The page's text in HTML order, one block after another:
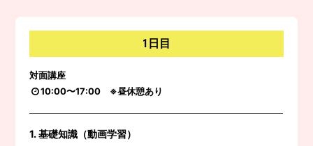
1日目
対面講座
10:00〜17:00 ※昼休憩あり
1. 基礎知識（動画学習）